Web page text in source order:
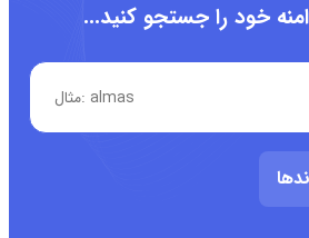
خود را جستجو کنید...